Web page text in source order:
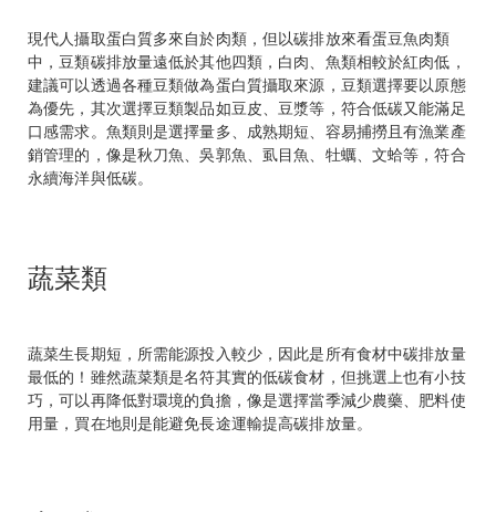
現代人攝取蛋白質多來自於肉類，但以碳排放來看蛋豆魚肉類
中，豆類碳排放量遠低於其他四類，白肉、魚類相較於紅肉低，
建議可以透過各種豆類做為蛋白質攝取來源，豆類選擇要以原態
為優先，其次選擇豆類製品如豆皮、豆漿等，符合低碳又能滿足
口感需求。魚類則是選擇量多、成熟期短、容易捕撈且有漁業產
銷管理的，像是秋刀魚、吳郭魚、虱目魚、牡蠣、文蛤等，符合
永續海洋與低碳。
蔬菜類
蔬菜生長期短，所需能源投入較少，因此是所有食材中碳排放量
最低的！雖然蔬菜類是名符其實的低碳食材，但挑選上也有小技
巧，可以再降低對環境的負擔，像是選擇當季減少農藥、肥料使
用量，買在地則是能避免長途運輸提高碳排放量。